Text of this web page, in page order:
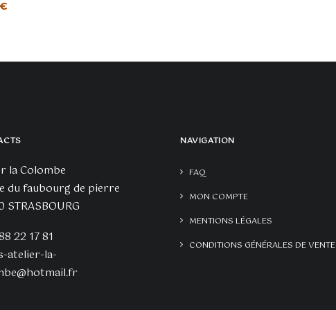
Plage
75,00€
la Colombe
du faubourg de pierre
STRASBOURG
22 17 81
atelier-la-
NAVIGATION
FAQ
MON COMPTE
MENTIONS LÉGALES
CONDITIONS GÉNÉRALES DE VENTE